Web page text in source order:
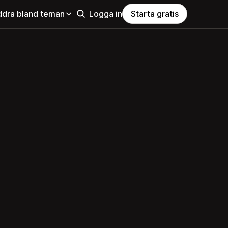
bland teman Logga in Starta gratis